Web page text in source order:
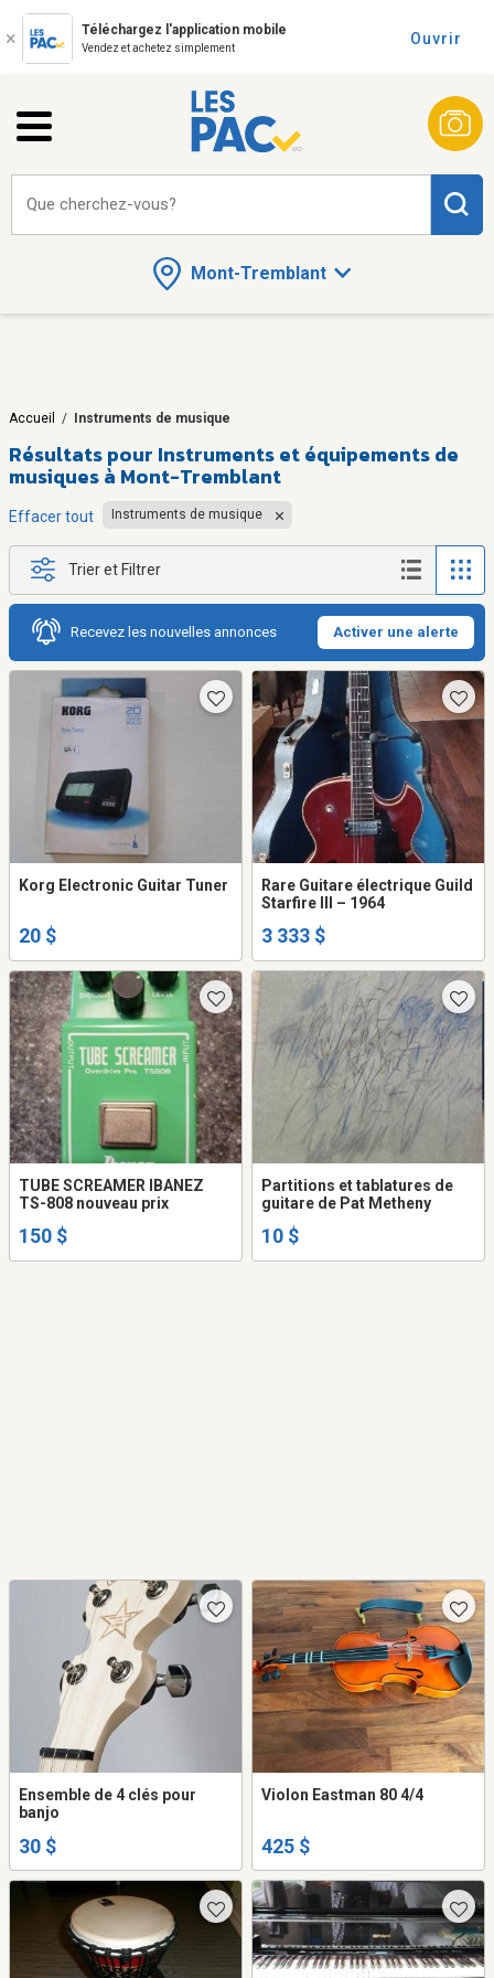
Téléchargez l'application mobile
Vendez et achetez simplement
Ouvrir
Mont-Tremblant
Que cherchez-vous?
Accueil / Instruments de musique
Résultats pour Instruments et équipements de
musiques à Mont-Tremblant
Effacer tout Instruments de musique
Trier et Filtrer
Recevez les nouvelles annonces Activer une alerte
Korg Electronic Guitar Tuner
20 $
Rare Guitare électrique Guild
Starfire III – 1964
3 333 $
TUBE SCREAMER IBANEZ
TS-808 nouveau prix
150 $
Partitions et tablatures de
guitare de Pat Metheny
10 $
Ensemble de 4 clés pour
banjo
30 $
Violon Eastman 80 4/4
425 $